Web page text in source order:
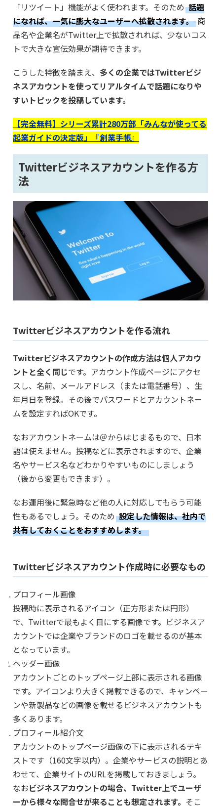
「リツイート」機能がよく使われます。そのため 話題
になれば、一気に膨大なユーザーへ拡散されます。 商
品名や企業名がTwitter上で拡散されれば、少ないコス
トで大きな宣伝効果が期待できます。
こうした特徴を踏まえ、 多くの企業ではTwitterビジ
ネスアカウントを使ってリアルタイムで話題になりや
すいトピックを投稿しています。
【完全無料】シリーズ累計280万部「みんなが使ってる
起業ガイドの決定版」『創業手帳』
Twitterビジネスアカウントを作る方
法
Twitterビジネスアカウントを作る流れ
Twitterビジネスアカウントの作成方法は個人アカウ
ントと全く同じです。アカウント作成ページにアクセ
スし、名前、メールアドレス（または電話番号）、生
年月日を登録。その後でパスワードとアカウントネー
ムを設定すればOKです。
なおアカウントネームは＠からはじまるもので、日本
語は使えません。投稿などに表示されますので、企業
名やサービス名などわかりやすいものにしましょう
（後から変更もできます）。
なお運用後に緊急時など他の人に対応してもらう可能
性もあるでしょう。そのため 設定した情報は、社内で
共有しておくことをおすすめします。
Twitterビジネスアカウント作成時に必要なもの
プロフィール画像
投稿時に表示されるアイコン（正方形または円形）
で、Twitterで最もよく目にする画像です。ビジネスア
カウントでは企業やブランドのロゴを載せるのが基本
となっています。
ヘッダー画像
アカウントごとのトップページ上部に表示される画像
です。アイコンより大きく掲載できるので、キャンペー
ンや新製品などの画像を載せるビジネスアカウントも
多くあります。
プロフィール紹介文
アカウントのトップページ画像の下に表示されるテキ
ストです（160文字以内）。企業やサービスの説明とあ
わせて、企業サイトのURLを掲載しておきましょう。
なおビジネスアカウントの場合、Twitter上でユーザ
ーから様々な問合せが来ることも想定されます。 そこ